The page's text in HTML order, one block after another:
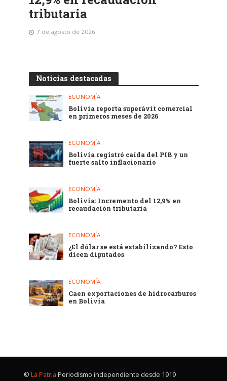
tributaria
7 de agosto de 2026
Noticias destacadas
ECONOMÍA
Bolivia reporta superávit comercial
en primeros meses de 2026
ECONOMÍA
Bolivia registró caída del PIB y un
fuerte salto inflacionario
ECONOMÍA
Bolivia: Incremento del 12,9% en
recaudación tributaria
ECONOMÍA
¿El dólar se está estabilizando? Esto
dicen diputados
ECONOMÍA
Caen exportaciones de hidrocarburos
en Bolivia
© La Patria Periodismo independiente desde 1919